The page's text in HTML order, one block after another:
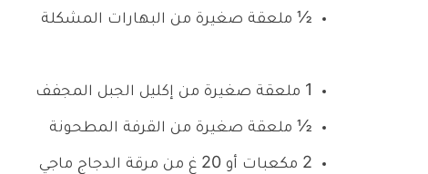
½ ملعقة صغيرة من البهارات المشكلة
1 ملعقة صغيرة من إكليل الجبل المجفف
½ ملعقة صغيرة من القرفة المطحونة
2 مكعبات أو 20 غ من مرقة الدجاج ماجي